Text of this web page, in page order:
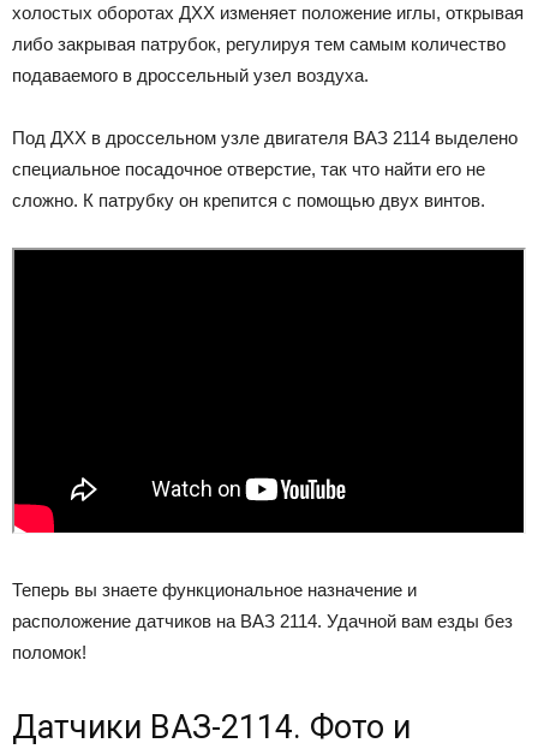
холостых оборотах ДХХ изменяет положение иглы, открывая
либо закрывая патрубок, регулируя тем самым количество
подаваемого в дроссельный узел воздуха.
Под ДХХ в дроссельном узле двигателя ВАЗ 2114 выделено
специальное посадочное отверстие, так что найти его не
сложно. К патрубку он крепится с помощью двух винтов.
Теперь вы знаете функциональное назначение и
расположение датчиков на ВАЗ 2114. Удачной вам езды без
поломок!
Датчики ВАЗ-2114. Фото и